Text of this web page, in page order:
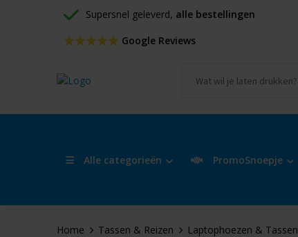
Supersnel geleverd, alle bestellingen
Google Reviews
Alle categorieën PromoSnoepje
Home Tassen & Reizen Laptophoezen & Tassen